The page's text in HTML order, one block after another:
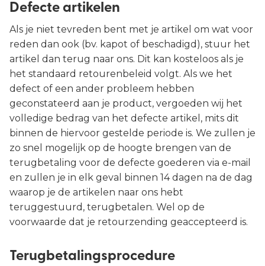
Defecte artikelen
Als je niet tevreden bent met je artikel om wat voor
reden dan ook (bv. kapot of beschadigd), stuur het
artikel dan terug naar ons. Dit kan kosteloos als je
het standaard retourenbeleid volgt. Als we het
defect of een ander probleem hebben
geconstateerd aan je product, vergoeden wij het
volledige bedrag van het defecte artikel, mits dit
binnen de hiervoor gestelde periode is. We zullen je
zo snel mogelijk op de hoogte brengen van de
terugbetaling voor de defecte goederen via e-mail
en zullen je in elk geval binnen 14 dagen na de dag
waarop je de artikelen naar ons hebt
teruggestuurd, terugbetalen. Wel op de
voorwaarde dat je retourzending geaccepteerd is.
Terugbetalingsprocedure